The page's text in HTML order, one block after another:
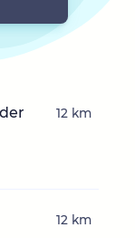
12 km
12 km